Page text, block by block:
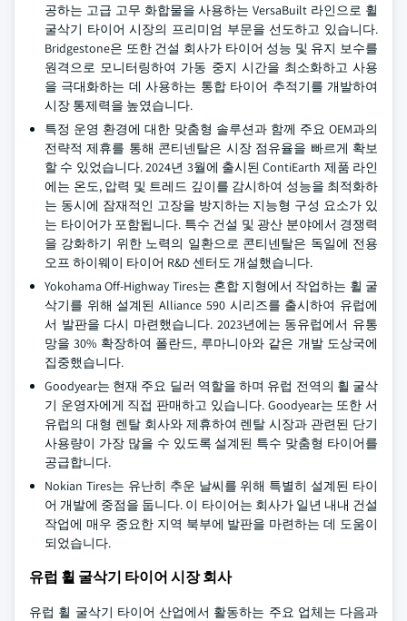
공하는 고급 고무 화합물을 사용하는 VersaBuilt 라인으로 휠
굴삭기 타이어 시장의 프리미엄 부문을 선도하고 있습니다.
Bridgestone은 또한 건설 회사가 타이어 성능 및 유지 보수를
원격으로 모니터링하여 가동 중지 시간을 최소화하고 사용
을 극대화하는 데 사용하는 통합 타이어 추적기를 개발하여
시장 통제력을 높였습니다.
특정 운영 환경에 대한 맞춤형 솔루션과 함께 주요 OEM과의
전략적 제휴를 통해 콘티넨탈은 시장 점유율을 빠르게 확보
할 수 있었습니다. 2024년 3월에 출시된 ContiEarth 제품 라인
에는 온도, 압력 및 트레드 깊이를 감시하여 성능을 최적화하
는 동시에 잠재적인 고장을 방지하는 지능형 구성 요소가 있
는 타이어가 포함됩니다. 특수 건설 및 광산 분야에서 경쟁력
을 강화하기 위한 노력의 일환으로 콘티넨탈은 독일에 전용
오프 하이웨이 타이어 R&D 센터도 개설했습니다.
Yokohama Off-Highway Tires는 혼합 지형에서 작업하는 휠 굴
삭기를 위해 설계된 Alliance 590 시리즈를 출시하여 유럽에
서 발판을 다시 마련했습니다. 2023년에는 동유럽에서 유통
망을 30% 확장하여 폴란드, 루마니아와 같은 개발 도상국에
집중했습니다.
Goodyear는 현재 주요 딜러 역할을 하며 유럽 전역의 휠 굴삭
기 운영자에게 직접 판매하고 있습니다. Goodyear는 또한 서
유럽의 대형 렌탈 회사와 제휴하여 렌탈 시장과 관련된 단기
사용량이 가장 많을 수 있도록 설계된 특수 맞춤형 타이어를
공급합니다.
Nokian Tires는 유난히 추운 날씨를 위해 특별히 설계된 타이
어 개발에 중점을 둡니다. 이 타이어는 회사가 일년 내내 건설
작업에 매우 중요한 지역 북부에 발판을 마련하는 데 도움이
되었습니다.
유럽 휠 굴삭기 타이어 시장 회사
유럽 휠 굴삭기 타이어 산업에서 활동하는 주요 업체는 다음과